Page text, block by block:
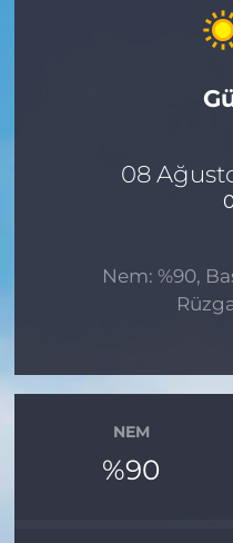
08
Nem: %90,
NEM
%90
ESKİŞEHİRSPOR